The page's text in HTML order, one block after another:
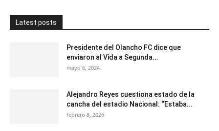
Latest posts
Presidente del Olancho FC dice que
enviaron al Vida a Segunda...
mayo 6, 2024
Alejandro Reyes cuestiona estado de la
cancha del estadio Nacional: “Estaba...
febrero 8, 2026